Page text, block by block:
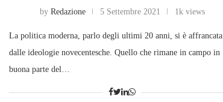
by Redazione 5 Settembre 2021 1k views
La politica moderna, parlo degli ultimi 20 anni, si è affrancata
dalle ideologie novecentesche. Quello che rimane in campo in
buona parte del…